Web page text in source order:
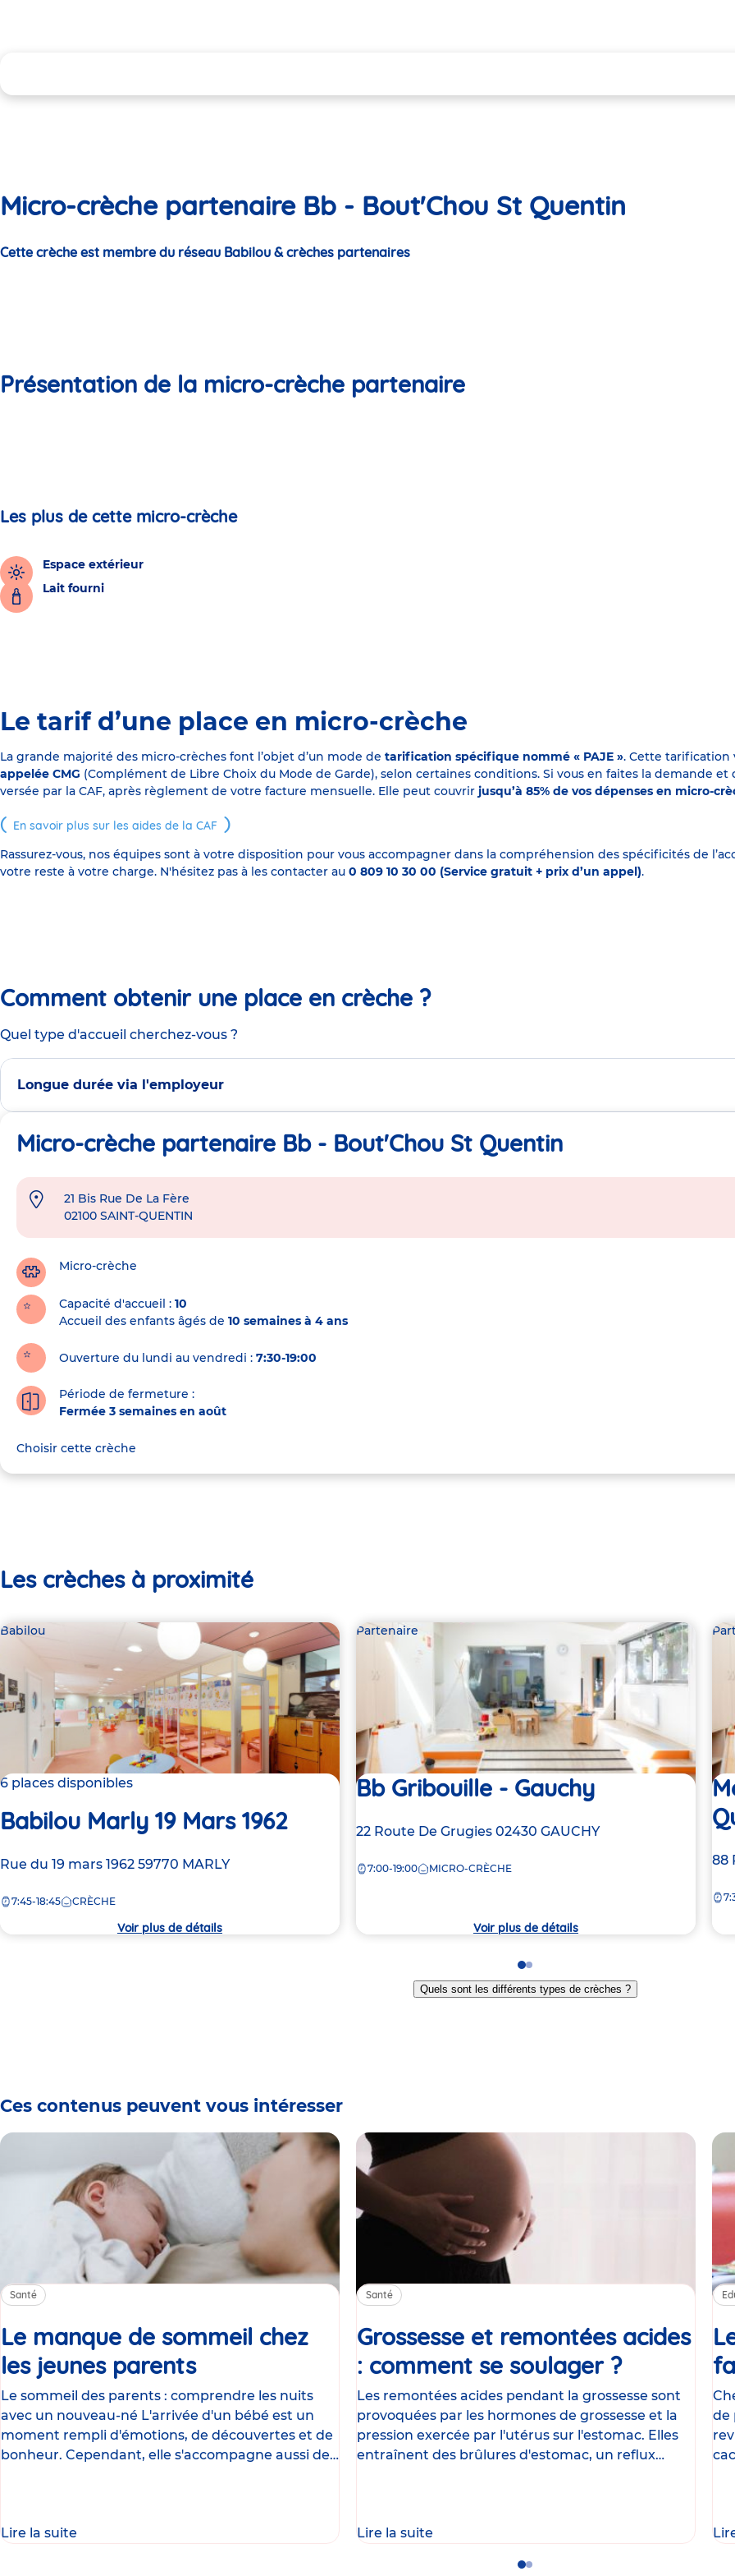
Micro-crèche partenaire Bb - Bout'Chou St Quentin
Cette crèche est membre du réseau Babilou & crèches partenaires
Présentation de la micro-crèche partenaire
Les plus de cette micro-crèche
Espace extérieur
Lait fourni
Le tarif d’une place en micro-crèche
La grande majorité des micro-crèches font l’objet d’un mode de tarification spécifique nommé « PAJE ». Cette tarification
appelée CMG (Complément de Libre Choix du Mode de Garde), selon certaines conditions. Si vous en faites la demande
versée par la CAF, après règlement de votre facture mensuelle. Elle peut couvrir jusqu’à 85% de vos dépenses en micro-
En savoir plus sur les aides de la CAF
Rassurez-vous, nos équipes sont à votre disposition pour vous accompagner dans la compréhension des spécificités de
votre reste à votre charge. N'hésitez pas à les contacter au 0 809 10 30 00 (Service gratuit + prix d’un appel).
Comment obtenir une place en crèche ?
Quel type d'accueil cherchez-vous ?
Longue durée via l'employeur
Micro-crèche partenaire Bb - Bout'Chou St Quentin
Adresse
crèche
21 Bis Rue De La Fère
02100 SAINT-QUENTIN
Micro-crèche
Capacité d'accueil
10
Accueil des enfants âgés de 10 semaines à 4 ans
Ouverture du lundi au vendredi : 7:30-19:00
Période de fermeture :
Fermée 3 semaines en août
Choisir cette crèche
Les crèches à proximité
Babilou
6 places disponibles
Babilou Marly 19 Mars 1962
Adresse
la
Rue du 19 mars 1962 59770 MARLY
7:45-18:45 CRÈCHE
Voir plus de détails
Partenaire
Bb Gribouille - Gauchy
Adresse
la
22 Route De Grugies 02430 GAUCHY
7:00-19:00 MICRO-CRÈCHE
Voir plus de détails
la
88
Go
to
slide
Go
to
slide
Quels sont les différents types de crèches ?
Ces contenus peuvent vous intéresser
Santé
Le manque de sommeil chez
les jeunes parentsArticle
Le sommeil des parents : comprendre les nuits
avec un nouveau-né L'arrivée d'un bébé est un
moment rempli d'émotions, de découvertes et de
bonheur. Cependant, elle s'accompagne aussi de
Lire la suite
Santé
Grossesse et remontées acides
: comment se soulager ?Article
Les remontées acides pendant la grossesse sont
provoquées par les hormones de grossesse et la
pression exercée par l'utérus sur l'estomac. Elles
entraînent des brûlures d'estomac, un reflux
Lire la suite
de
GoGo